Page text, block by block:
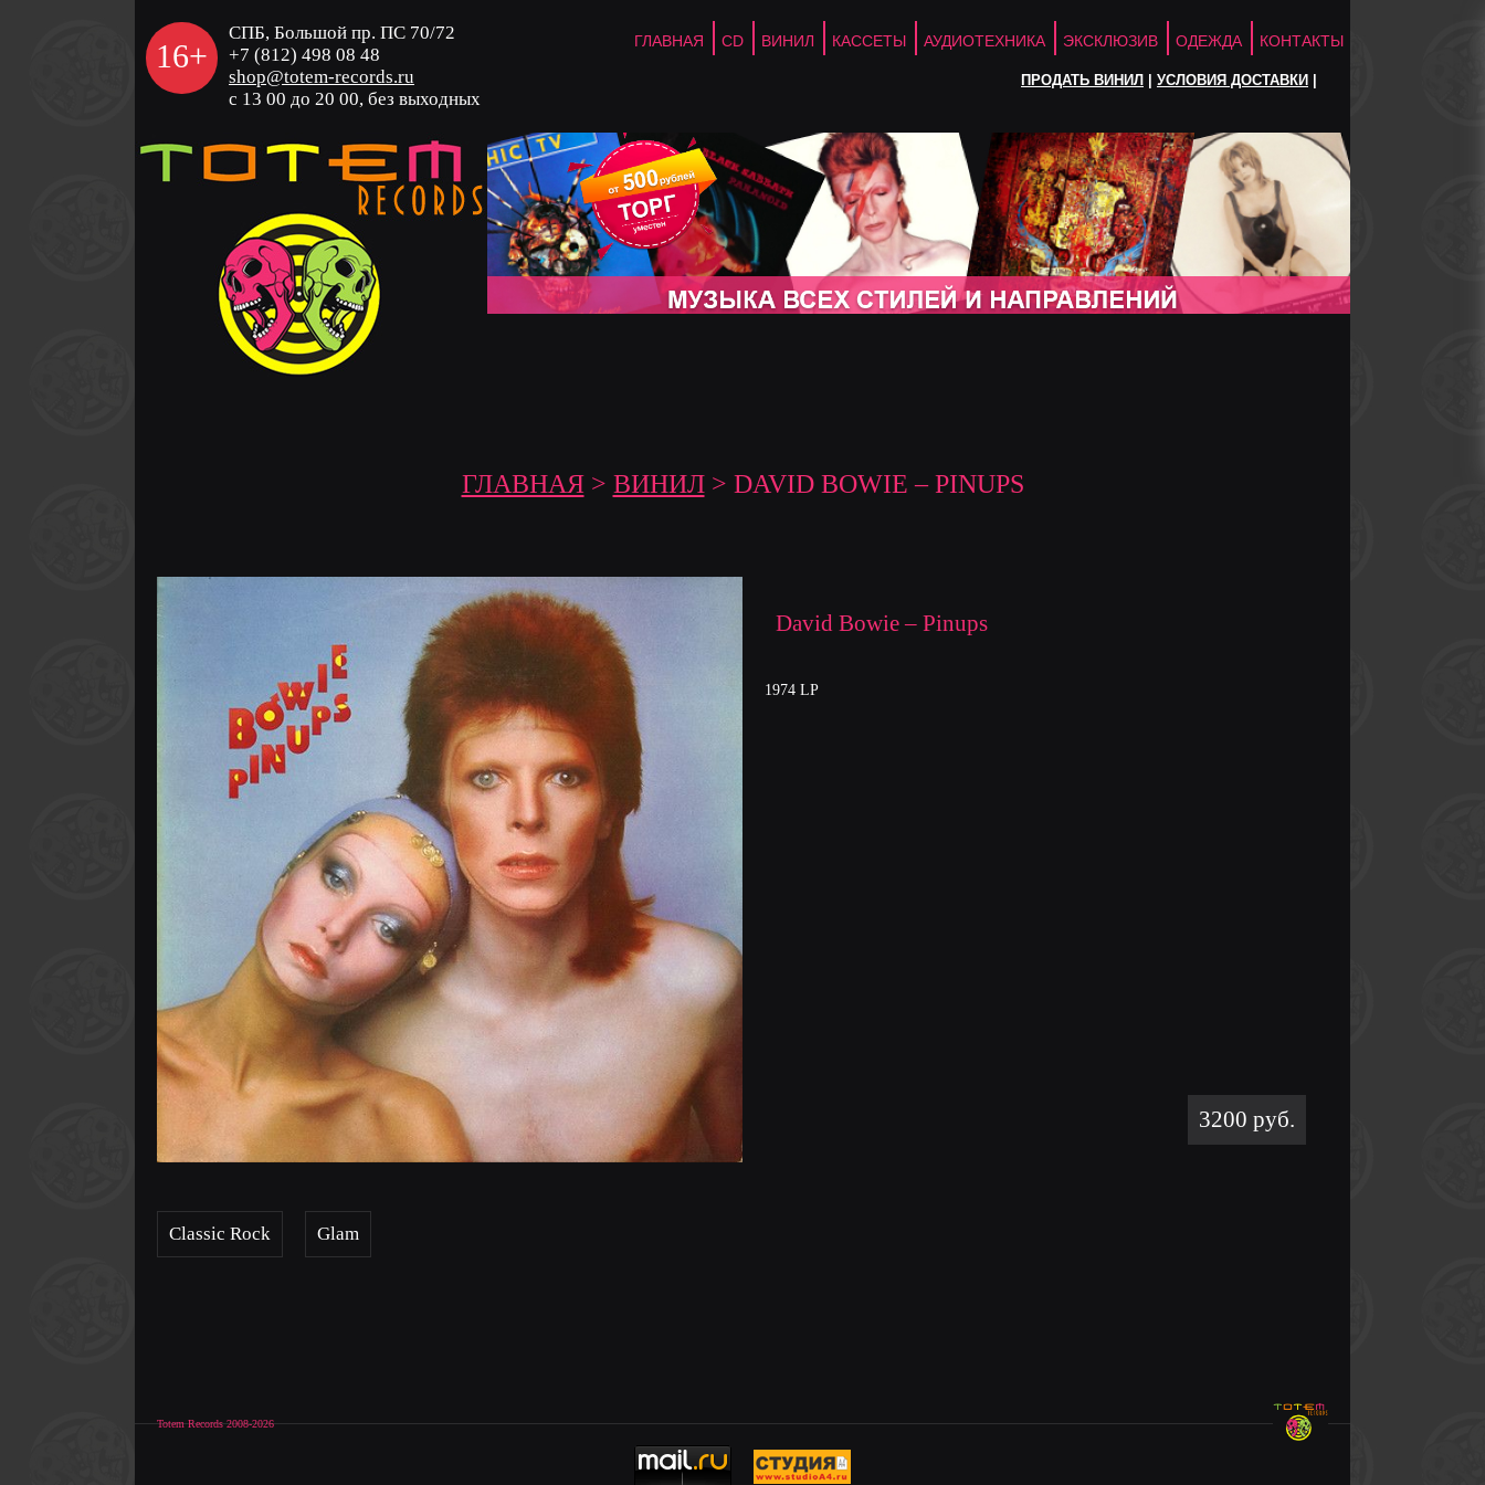
16+
СПБ, Большой пр. ПС 70/72
+7 (812) 498 08 48
shop@totem-records.ru
с 13 00 до 20 00, без выходных
ГЛАВНАЯ CD ВИНИЛ КАССЕТЫ АУДИОТЕХНИКА ЭКСКЛЮЗИВ ОДЕЖДА КОНТАКТЫ
ПРОДАТЬ ВИНИЛ УСЛОВИЯ ДОСТАВКИ
ГЛАВНАЯ> ВИНИЛ> DAVID BOWIE – PINUPS
David Bowie – Pinups
1974 LP
3200 руб.
Classic Rock Glam
Totem Records 2008-2026